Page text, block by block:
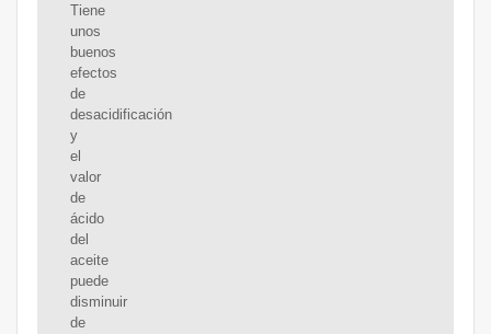
Tiene
unos
buenos
efectos
de
desacidificación
y
el
valor
de
ácido
del
aceite
puede
disminuir
de